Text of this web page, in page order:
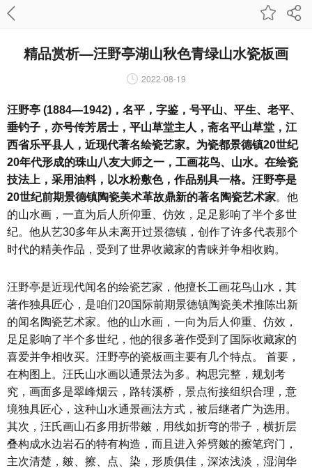
精品赏析—汪野亭湖山秋色青绿山水瓷板画
2022-08-19
汪野亭 (1884—1942)，名平，字鉴，号平山、平生、老平、
垂钓子，亦号传芳居士，平山草堂主人，斋名平山草堂，江
西省乐平县人，近现代著名绘瓷艺家。为瓷都景德镇20世纪
20年代形成的珠山八友大师之一，工画花鸟、山水。在绘瓷
技法上，采用油料，以水粉敷色，作品别具一格。汪野亭是
20世纪前期景德镇陶瓷美术革故鼎新的著名陶瓷艺术家。他
的山水画，一直为后人所仰重、仿效，足足影响了半个多世
纪。他从艺30多年从未离开过景德镇，创作了许多代表那个
时代的精美作品，受到了世界收藏家的青睐并争相收购。
汪野亭是近现代闻名的绘瓷艺家，他擅长工画花鸟山水，其
著作独具匠心，是咱们20国际前期景德镇陶瓷美术推陈出新
的闻名陶瓷艺术家。他的山水画，一向为后人仰重、仿效，
足足影响了半个多世纪，他的很多著作受到了国际收藏家的
喜爱并争相收买。汪野亭的瓷板画主要有几个特点。 首要，
在构图上。汪氏山水画以通景法为多。构思完整，规划考
究，画面多是翠峰烟云，路转溪桥，景点衔接组织合理，意
境独具匠心，这种山水通景画法方式，被后继者广为选用。
其次，汪氏画山石多用折带皴，用线如折弯的带子，横折层
叠构成水边岩石的特有构造，而且进入斧劈皴的擦笔窍门，
主次清楚，皴、擦、点、染，形质俱佳，深浓浅淡，湿润华